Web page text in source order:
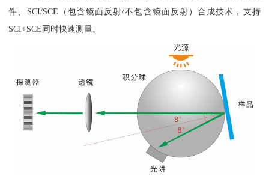
件、SCI/SCE（包含镜面反射/不包含镜面反射）合成技术，支持
SCI+SCE同时快速测量。